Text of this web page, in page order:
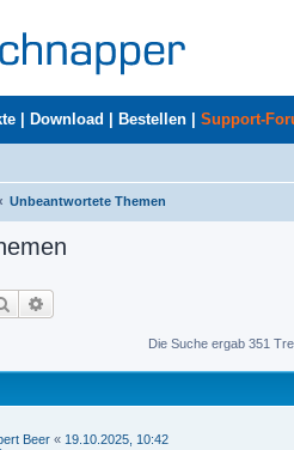
Download Bestellen Support-
Unbeantwortete Themen
Suche
Die Suche ergab 351
Beer « 19.10.2025, 10:42